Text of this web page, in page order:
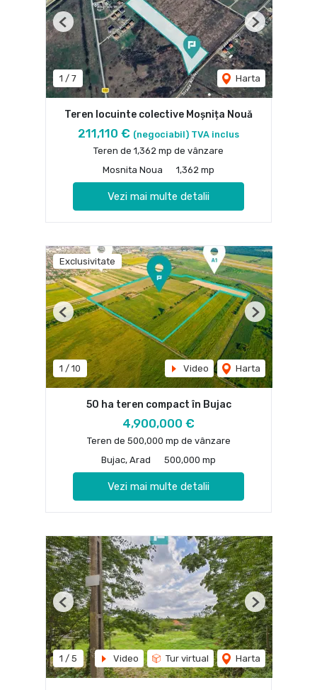
1 / 7 Harta
Previous Next
Teren locuinte colective Moșnița Nouă
211,110 € (negociabil) TVA inclus
Teren de 1,362 mp de vânzare
Mosnita Noua
1,362 mp
Vezi mai multe detalii
Exclusivitate
1 / 10 Video Harta
Previous Next
50 ha teren compact în Bujac
4,900,000 €
Teren de 500,000 mp de vânzare
Bujac, Arad
500,000 mp
Vezi mai multe detalii
1 / 5 Video Tur virtual Harta
Previous Next